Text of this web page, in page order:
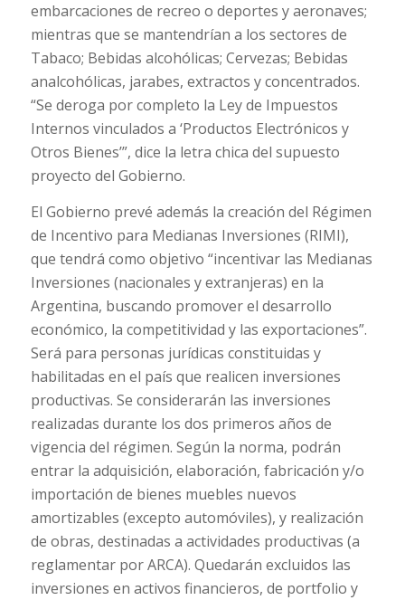
embarcaciones de recreo o deportes y aeronaves;
mientras que se mantendrían a los sectores de
Tabaco; Bebidas alcohólicas; Cervezas; Bebidas
analcohólicas, jarabes, extractos y concentrados.
“Se deroga por completo la Ley de Impuestos
Internos vinculados a ‘Productos Electrónicos y
Otros Bienes’”, dice la letra chica del supuesto
proyecto del Gobierno.
El Gobierno prevé además la creación del Régimen
de Incentivo para Medianas Inversiones (RIMI),
que tendrá como objetivo “incentivar las Medianas
Inversiones (nacionales y extranjeras) en la
Argentina, buscando promover el desarrollo
económico, la competitividad y las exportaciones”.
Será para personas jurídicas constituidas y
habilitadas en el país que realicen inversiones
productivas. Se considerarán las inversiones
realizadas durante los dos primeros años de
vigencia del régimen. Según la norma, podrán
entrar la adquisición, elaboración, fabricación y/o
importación de bienes muebles nuevos
amortizables (excepto automóviles), y realización
de obras, destinadas a actividades productivas (a
reglamentar por ARCA). Quedarán excluidos las
inversiones en activos financieros, de portfolio y